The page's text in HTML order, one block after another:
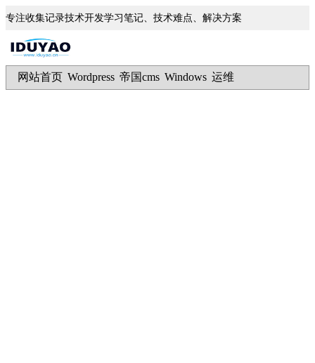
专注收集记录技术开发学习笔记、技术难点、解决方案
网站首页 Wordpress 帝国cms Windows 运维